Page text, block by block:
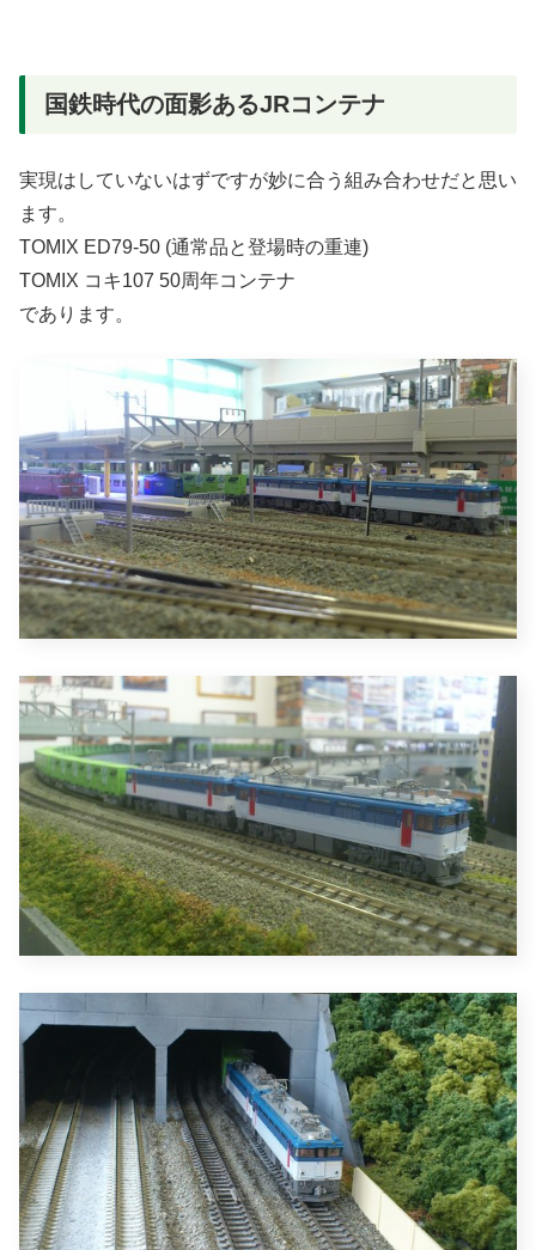
国鉄時代の面影あるJRコンテナ
実現はしていないはずですが妙に合う組み合わせだと思い
ます。
TOMIX ED79-50 (通常品と登場時の重連)
TOMIX コキ107 50周年コンテナ
であります。